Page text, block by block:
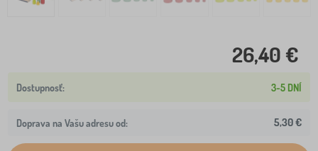
26,40 €
3-5 DNÍ
Doprava na Vašu adresu od: 5,30 €